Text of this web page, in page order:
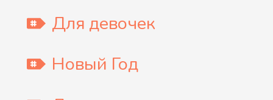
Для девочек
Новый Год